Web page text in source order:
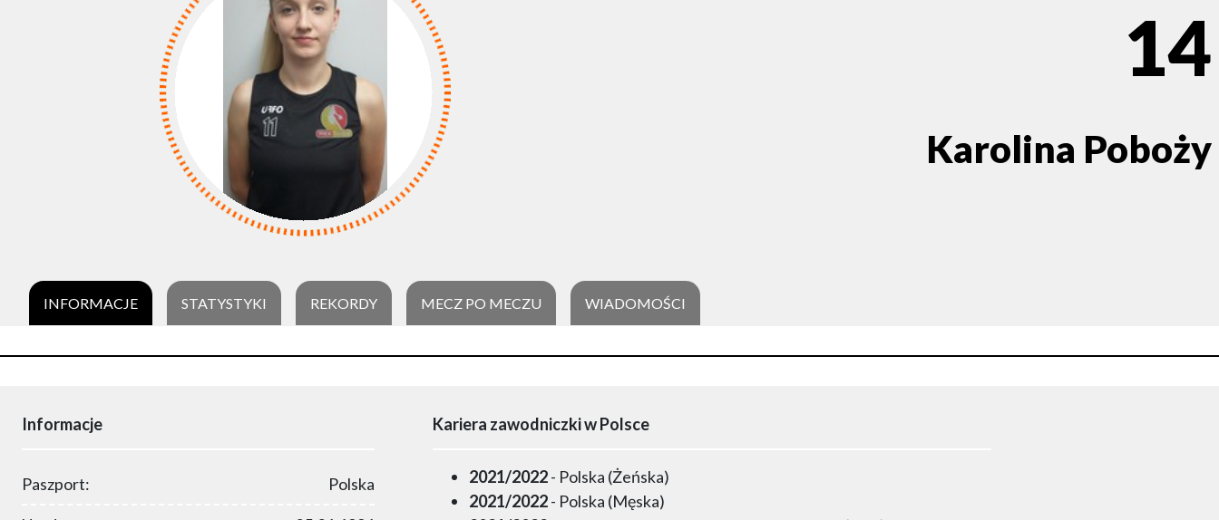
14
Karolina Poboży
INFORMACJE STATYSTYKI REKORDY MECZ PO MECZU WIADOMOŚCI
Informacje
Paszport: Polska
Kariera zawodniczki w Polsce
2021/2022- Polska (Żeńska)
2021/2022- Polska (Męska)